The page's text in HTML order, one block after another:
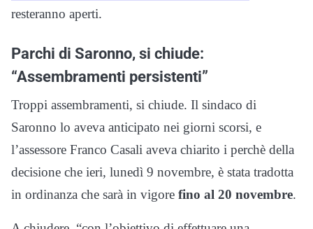
resteranno aperti.
Parchi di Saronno, si chiude:
“Assembramenti persistenti”
Troppi assembramenti, si chiude. Il sindaco di
Saronno lo aveva anticipato nei giorni scorsi, e
l’assessore Franco Casali aveva chiarito i perchè della
decisione che ieri, lunedì 9 novembre, è stata tradotta
in ordinanza che sarà in vigore fino al 20 novembre.